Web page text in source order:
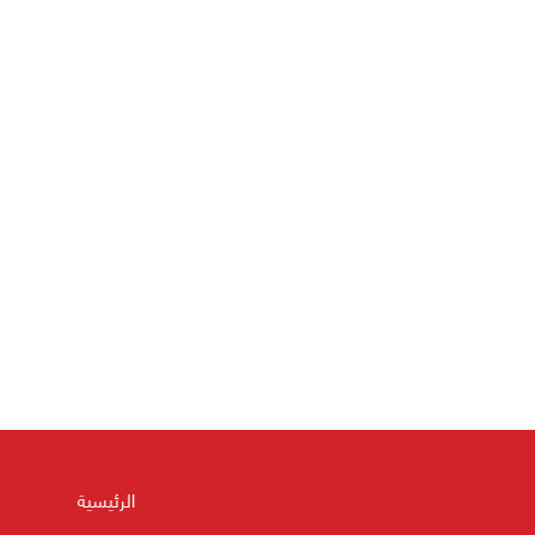
الرئيسية